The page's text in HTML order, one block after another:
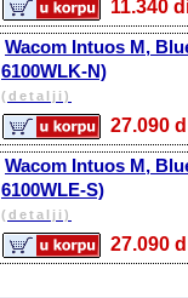
Wacom Intuos M,
6100WLK-N)
(detalji)
Wacom Intuos M,
6100WLE-S)
(detalji)